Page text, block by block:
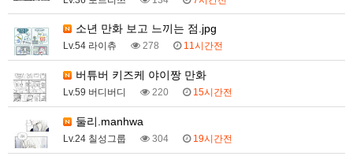
소년 만화 보고 느끼는 점.jpg
Lv.54 라이츄 278 11시간전
버튜버 키즈케 야이짱 만화
Lv.59 버디버디 220 15시간전
둘리.manhwa
Lv.24 칠성그룹 304 19시간전